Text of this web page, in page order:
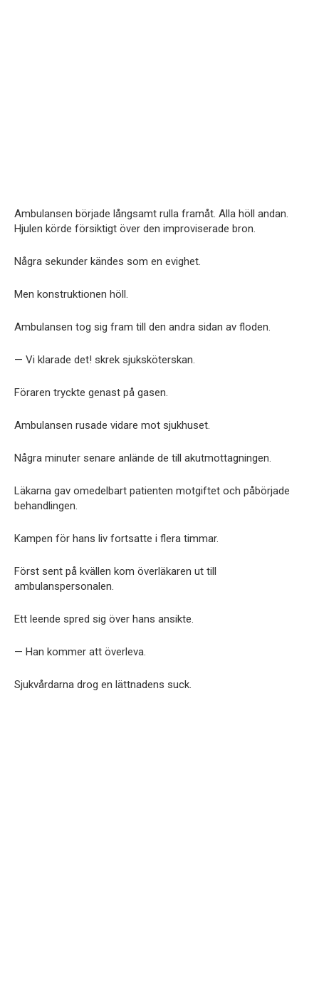
Ambulansen började långsamt rulla framåt. Alla höll andan.
Hjulen körde försiktigt över den improviserade bron.
Några sekunder kändes som en evighet.
Men konstruktionen höll.
Ambulansen tog sig fram till den andra sidan av floden.
— Vi klarade det! skrek sjuksköterskan.
Föraren tryckte genast på gasen.
Ambulansen rusade vidare mot sjukhuset.
Några minuter senare anlände de till akutmottagningen.
Läkarna gav omedelbart patienten motgiftet och påbörjade
behandlingen.
Kampen för hans liv fortsatte i flera timmar.
Först sent på kvällen kom överläkaren ut till
ambulanspersonalen.
Ett leende spred sig över hans ansikte.
— Han kommer att överleva.
Sjukvårdarna drog en lättnadens suck.